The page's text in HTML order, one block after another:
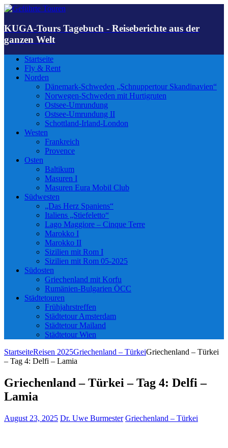
KUGA-Tours Tagebuch - Reiseberichte aus der
ganzen Welt
Startseite
Fly & Rent
Norden
Dänemark-Schweden „Schnuppertour Skandinavien“
Norwegen-Schweden mit Hurtigruten
Ostsee-Umrundung
Ostsee-Umrundung II
Schottland-Irland-London
Westen
Frankreich
Provence
Osten
Baltikum
Masuren I
Masuren Eura Mobil Club
Südwesten
„Das Herz Spaniens“
Italiens „Stiefeletto“
Lago Maggiore – Cinque Terre
Marokko I
Marokko II
Sizilien mit Rom I
Sizilien mit Rom 05-2025
Südosten
Griechenland mit Korfu
Rumänien-Bulgarien ÖCC
Städtetouren
Frühjahrstreffen
Städtetour Amsterdam
Städtetour Mailand
Städtetour Wien
StartseiteReisen 2025Griechenland – TürkeiGriechenland – Türkei
– Tag 4: Delfi – Lamia
Griechenland – Türkei – Tag 4: Delfi –
Lamia
August 23, 2025 Dr. Uwe Burmester Griechenland – Türkei